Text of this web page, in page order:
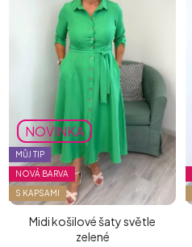
NOVINKA
MŮJ TIP
NOVÁ BARVA
S KAPSAMI
Midi košilové šaty světle
zelené